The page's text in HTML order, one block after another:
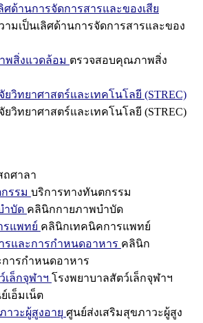
ศด้านการจัดการสารและของเสีย
ามเป็นเลิศด้านการจัดการสารและของ
พสิ่งแวดล้อม ตรวจสอบคุณภาพสิ่ง
ยวิทยาศาสตร์และเทคโนโลยี (STREC)
ยวิทยาศาสตร์และเทคโนโลยี (STREC)
ถศาลา
รรม บริการทางทันตกรรม
ำบัด คลินิกกายภาพบำบัด
รแพทย์ คลินิกเทคนิคการแพทย์
และการกำหนดอาหาร คลินิก
ารกำหนดอาหาร
เล็กจุฬาฯ โรงพยาบาลสัตว์เล็กจุฬาฯ
เอ็มเน็ต
าวะผู้สูงอายุ ศูนย์ส่งเสริมสุขภาวะผู้สูง